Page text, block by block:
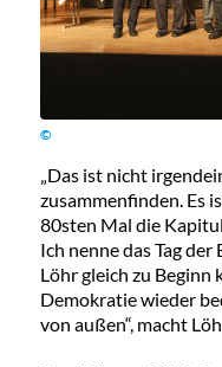
©
„Das ist nicht
zusammenfinden. Es
80sten Mal die
Ich nenne das Tag
Löhr gleich zu Beginn
Demokratie wieder
von außen“, macht